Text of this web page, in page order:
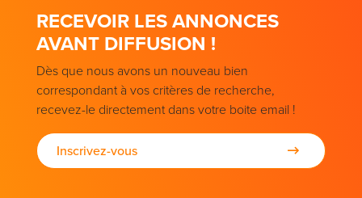
RECEVOIR LES ANNONCES
AVANT DIFFUSION !
Dès que nous avons un nouveau bien
correspondant à vos critères de recherche,
recevez-le directement dans votre boite email !
Inscrivez-vous